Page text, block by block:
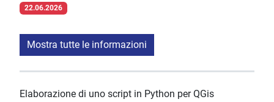
22.06.2026
Mostra tutte le informazioni
Elaborazione di uno script in Python per QGis